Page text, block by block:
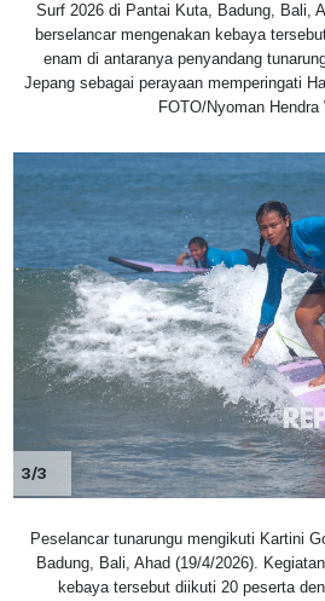
Surf 2026 di Pantai Kuta, Badung, Bali,
berselancar mengenakan kebaya
enam di antaranya penyandang
Jepang sebagai perayaan memperingati
FOTO/Nyoman Hendra
3/3
Peselancar tunarungu mengikuti Kartini
Badung, Bali, Ahad (19/4/2026).
kebaya tersebut diikuti 20 peserta